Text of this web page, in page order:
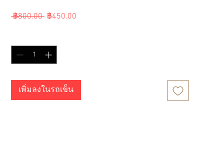
฿800.00 ราคา
฿450.00
เพิ่มลงในรถเข็น